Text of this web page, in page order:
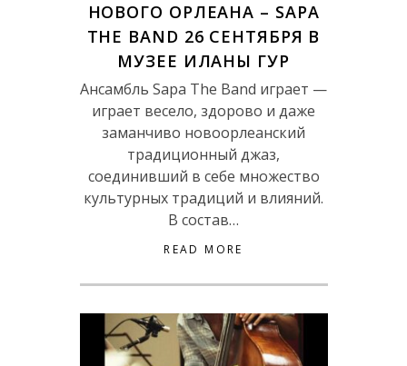
НОВОГО ОРЛЕАНА – SAPA
THE BAND 26 СЕНТЯБРЯ В
МУЗЕЕ ИЛАНЫ ГУР
Ансамбль Sapa The Band играет —
играет весело, здорово и даже
заманчиво новоорлеанский
традиционный джаз,
соединивший в себе множество
культурных традиций и влияний.
В состав…
READ MORE